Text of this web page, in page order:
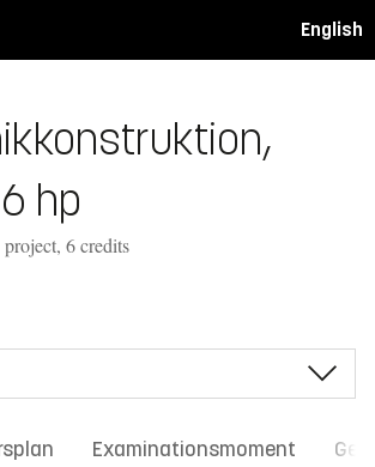
English
hp
6 credits
Examinationsmoment